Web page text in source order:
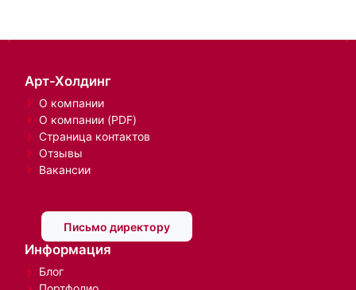
Арт-Холдинг
О компании
О компании (PDF)
Страница контактов
Отзывы
Вакансии
Письмо директору
Информация
Блог